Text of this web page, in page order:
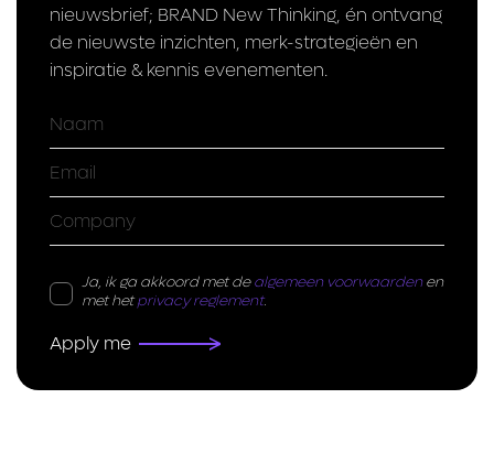
nieuwsbrief; BRAND New Thinking, én ontvang
de nieuwste inzichten, merk-strategieën en
inspiratie & kennis evenementen.
Ja, ik ga akkoord met dealgemeen voorwaardenen
met hetprivacy reglement.